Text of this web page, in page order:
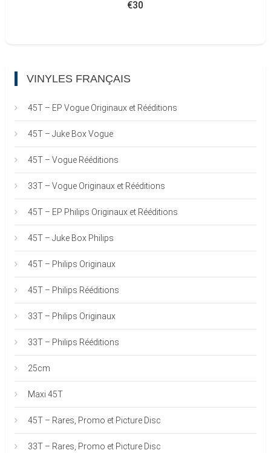
€30
VINYLES FRANÇAIS
45T – EP Vogue Originaux et Rééditions
45T – Juke Box Vogue
45T – Vogue Rééditions
33T – Vogue Originaux et Rééditions
45T – EP Philips Originaux et Rééditions
45T – Juke Box Philips
45T – Philips Originaux
45T – Philips Rééditions
33T – Philips Originaux
33T – Philips Rééditions
25cm
Maxi 45T
45T – Rares, Promo et Picture Disc
33T – Rares, Promo et Picture Disc